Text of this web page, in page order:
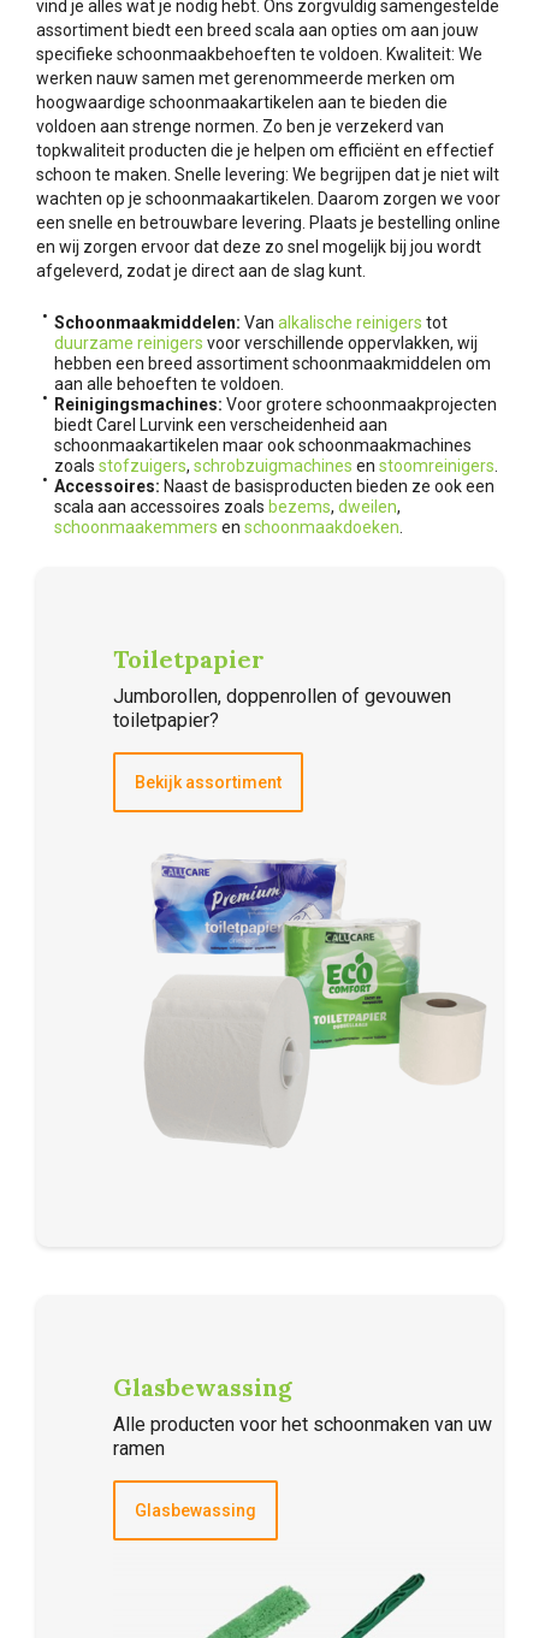
vind je alles wat je nodig hebt. Ons zorgvuldig samengestelde
assortiment biedt een breed scala aan opties om aan jouw
specifieke schoonmaakbehoeften te voldoen. Kwaliteit: We
werken nauw samen met gerenommeerde merken om
hoogwaardige schoonmaakartikelen aan te bieden die
voldoen aan strenge normen. Zo ben je verzekerd van
topkwaliteit producten die je helpen om efficiënt en effectief
schoon te maken. Snelle levering: We begrijpen dat je niet wilt
wachten op je schoonmaakartikelen. Daarom zorgen we voor
een snelle en betrouwbare levering. Plaats je bestelling online
en wij zorgen ervoor dat deze zo snel mogelijk bij jou wordt
afgeleverd, zodat je direct aan de slag kunt.
Schoonmaakmiddelen: Van alkalische reinigers tot
duurzame reinigers voor verschillende oppervlakken, wij
hebben een breed assortiment schoonmaakmiddelen om
aan alle behoeften te voldoen.
Reinigingsmachines: Voor grotere schoonmaakprojecten
biedt Carel Lurvink een verscheidenheid aan
schoonmaakartikelen maar ook schoonmaakmachines
zoals stofzuigers, schrobzuigmachines en stoomreinigers
Accessoires: Naast de basisproducten bieden ze ook een
scala aan accessoires zoals bezems, dweilen,
schoonmaakemmers en schoonmaakdoeken
Toiletpapier
Jumborollen, doppenrollen of gevouwen
toiletpapier?
Bekijk assortiment
Glasbewassing
Alle producten voor het schoonmaken van uw
ramen
Glasbewassing